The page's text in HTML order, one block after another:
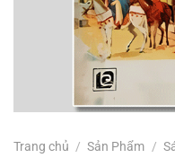
Trang chủ / Sản Phẩm /